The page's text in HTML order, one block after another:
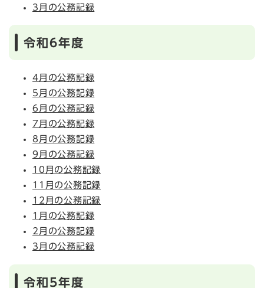
3月の公務記録
令和6年度
4月の公務記録
5月の公務記録
6月の公務記録
7月の公務記録
8月の公務記録
9月の公務記録
10月の公務記録
11月の公務記録
12月の公務記録
1月の公務記録
2月の公務記録
3月の公務記録
令和5年度